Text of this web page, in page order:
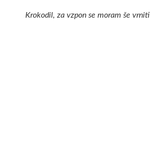
Krokodil, za vzpon se moram še vrniti